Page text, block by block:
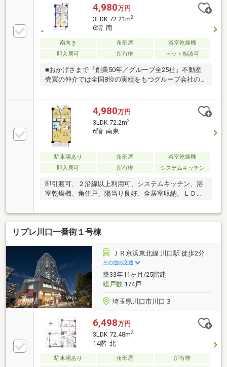
4,980万円
3LDK 72.21m2
6階 南
南向き 角部屋
浴室乾燥機
即入居可
所有権 ペット相談可
■おかげさまで『創業50年／グループ全25社』不動産
売買の仲介では全国8位の実績をもつグループ会社の
入・ご売却・お買替え全てをサポート致します■東宝
ハウスNEXTアフターサポート専門のグループ会社。
ライフパートナー（FP資格）が住まいの問題点や暮ら
しの不安を解消します■東宝ハウスフィナンシャル不
動産仲介業初の住信SBIネット銀行支店。金利と保障
が更に充実したオリジナル提携住宅ローンをお届けし
ます■未来カレンダー東宝ハウス独自開発のライフシ
ミュレーションソフト。ローン完済までの家計収支を
4,980万円
3LDK 72.2m2
6階 南東
駐車場あり 角部屋
浴室乾燥機
即入居可
所有権 システムキッチン
即引渡可、２沿線以上利用可、システムキッチン、浴
室乾燥機、角住戸、陽当り良好、全居室収納、ＬＤＫ
２面以上バルコニー、東南向き、南面バルコニー、通
風良好、ウォークインクローゼット、宅配ボックス
リプレ川口一番街１号棟
ＪＲ京浜東北線 川口駅 徒歩2分
その他の交通
築33年11ヶ月/25階建
総戸数174戸
埼玉県川口市川口３
6,498万円
3LDK 72.48m2
14階 北
駐車場あり 角部屋
所有権